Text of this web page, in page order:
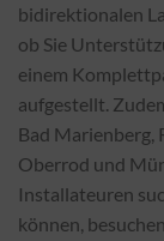
bidirektionalen
ob Sie
einem
aufgestellt.
Bad Marienberg,
Oberrod und
Installateuren
können,